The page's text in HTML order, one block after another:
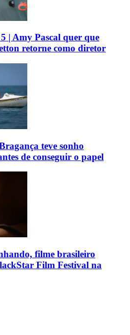
| Amy Pascal quer que
retorne como diretor
teve sonho
de conseguir o papel
filme brasileiro
Film Festival na